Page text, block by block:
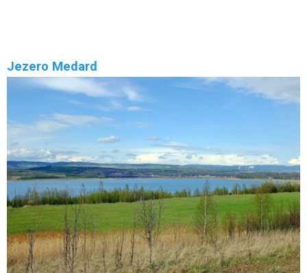
Božídarské rašeliniště